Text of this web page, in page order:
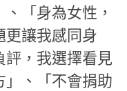
「身為女性，
更讓我感同身
評，我選擇看見
」、「不會捐助